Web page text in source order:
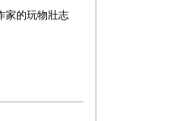
家的玩物壯志